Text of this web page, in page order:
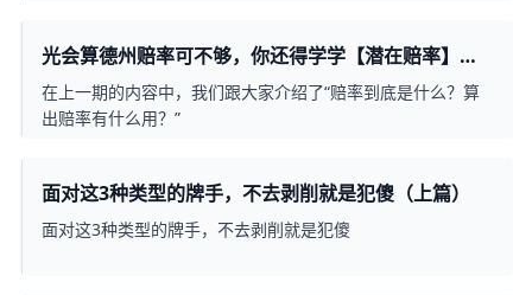
光会算德州赔率可不够，你还得学学【潜在赔率】上
篇
在上一期的内容中，我们跟大家介绍了“赔率到底是什么？算
出赔率有什么用？”
面对这3种类型的牌手，不去剥削就是犯傻（上篇）
面对这3种类型的牌手，不去剥削就是犯傻